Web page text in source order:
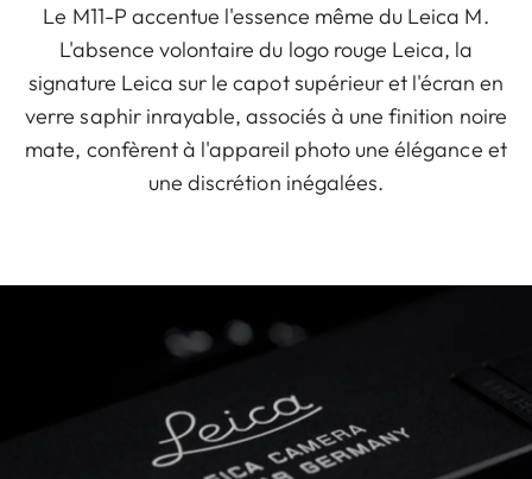
Le M11-P accentue l'essence même du Leica M.
L'absence volontaire du logo rouge Leica, la
signature Leica sur le capot supérieur et l'écran en
verre saphir inrayable, associés à une finition noire
mate, confèrent à l'appareil photo une élégance et
une discrétion inégalées.